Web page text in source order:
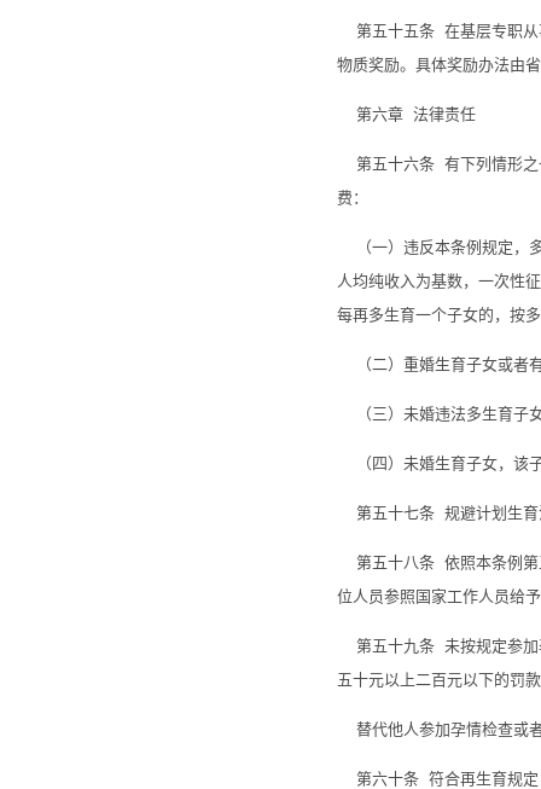
第五十五条 在基层专职从
物质奖励。具体奖励办法由
第六章 法律责任
第五十六条 有下列情形之
费：
（一）违反本条例规定，
人均纯收入为基数，一次性
每再多生育一个子女的，按
（二）重婚生育子女或者
（三）未婚违法多生育子
（四）未婚生育子女，该
第五十七条 规避计划生育
第五十八条 依照本条例第
位人员参照国家工作人员给
第五十九条 未按规定参加
五十元以上二百元以下的罚
替代他人参加孕情检查或
第六十条 符合再生育规定